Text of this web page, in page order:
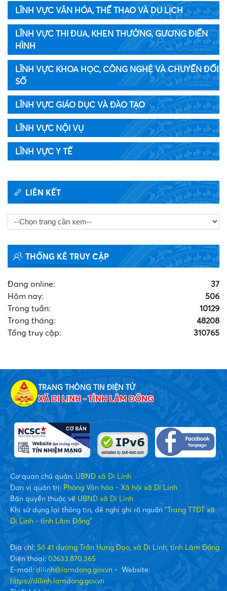
LĨNH VỰC VĂN HÓA, THỂ THAO VÀ DU LỊCH
LĨNH VỰC THI ĐUA, KHEN THƯỞNG, GƯƠNG ĐIỂN
HÌNH
LĨNH VỰC KHOA HỌC, CÔNG NGHỆ VÀ CHUYỂN ĐỔI
SỐ
LĨNH VỰC GIÁO DỤC VÀ ĐÀO TẠO
LĨNH VỰC NỘI VỤ
LĨNH VỰC Y TẾ
LIÊN KẾT
THỐNG KÊ TRUY CẬP
Đang online:
37
Hôm nay:
506
Trong tuần:
10129
Trong tháng:
48208
Tổng truy cập:
310765
TRANG THÔNG TIN ĐIỆN TỬ
XÃ DI LINH - TỈNH LÂM ĐỒNG
Cơ quan chủ quản: UBND xã Di Linh
Đơn vị quản trị:Phòng Văn hóa - Xã hội xã Di Linh
Bản quyền thuộc về UBND xã Di Linh
Khi sử dụng lại thông tin, đề nghị ghi rõ nguồn"Trang TTĐT xã
Di Linh - tỉnh Lâm Đồng"
Địa chỉ: Số 41 đường Trần Hưng Đạo, xã Di Linh, tỉnh Lâm Đồng
Điện thoại:02633.870.365
E-mail:dilinh@lamdong.gov.vn- Website:
https://dilinh.lamdong.gov.vn